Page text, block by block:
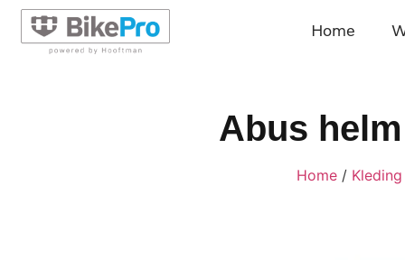
Home
Abus
Home / Kleding